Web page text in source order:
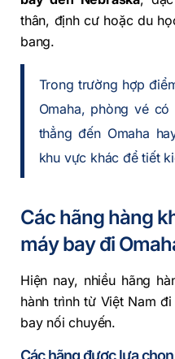
thân, định cư hoặc du
bang.
Trong trường hợp
Omaha, phòng vé
thẳng đến Omaha
khu vực khác để tiết
Các hãng hàng
máy bay đi
Hiện nay, nhiều hãng
hành trình từ Việt Nam
bay nối chuyến.
Các hãng được lựa